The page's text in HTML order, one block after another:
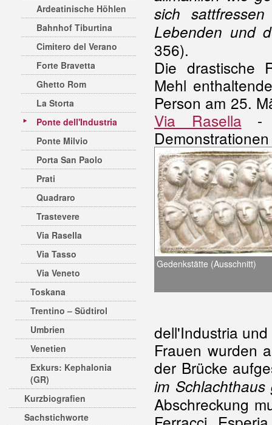
Ardeatinische Höhlen
Bahnhof Tiburtina
Cimitero del Verano
Forte Bravetta
Ghetto Rom
La Storta
Ponte dell'Industria
Ponte Milvio
Porta San Paolo
Prati
Quadraro
Trastevere
Via Rasella
Via Tasso
Via Veneto
Toskana
Trentino – Südtirol
Umbrien
Venetien
Exkurs: Kephalonia
(GR)
Kurzbiografien
Sachstichworte
sich
Lebenden und
356).
Die drastische
Mehl
Person am 25.
Via Rasella -
Gedenkstätte (Ausschnitt)
dell'Industria
Frauen wurden
der Brücke
im
Abschreckung